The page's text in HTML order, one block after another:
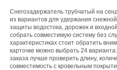
Снегозадержатель трубчатый на
из вариантов для удержания
защиты водостока, дорожек и
собрать совместимую систему без
характеристиках стоит обратить
карточке можно выбрать 24
заказа лучше проверить длину,
совместимость с кровельным